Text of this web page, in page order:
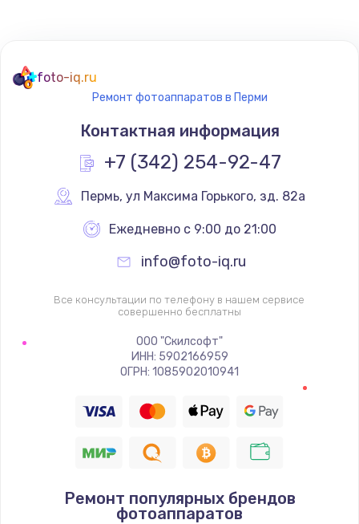
foto-iq.ru
Ремонт фотоаппаратов в Перми
Контактная информация
+7 (342) 254-92-47
Пермь, ул Максима Горького, зд. 82а
Ежедневно с 9:00 до 21:00
info@foto-iq.ru
Все консультации по телефону в нашем сервисе
совершенно бесплатны
ООО "Скилсофт"
ИНН: 5902166959
ОГРН: 1085902010941
Ремонт популярных брендов
фотоаппаратов